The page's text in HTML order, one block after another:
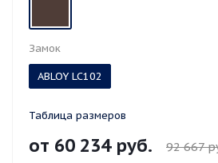
Замок
ABLOY LC102
Таблица размеров
от 60 234 руб. 92 667